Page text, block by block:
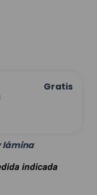
Gratis
lámina
indicada